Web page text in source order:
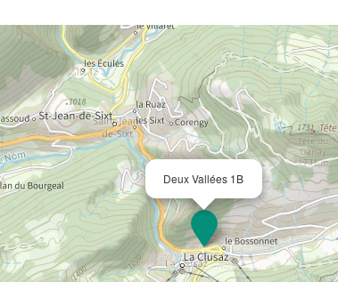
Deux Vallées 1B